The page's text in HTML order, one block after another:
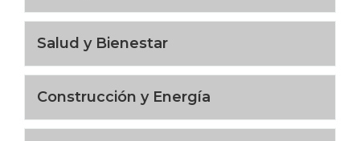
Salud y Bienestar
Construcción y Energía